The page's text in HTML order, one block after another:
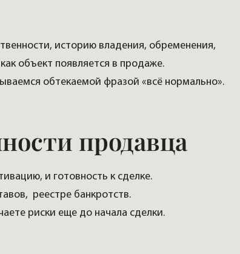
историю владения, обременения,
объект появляется в продаже.
обтекаемой фразой «всё нормально».
продавца
и готовность к сделке.
реестре банкротств.
риски еще до начала сделки.